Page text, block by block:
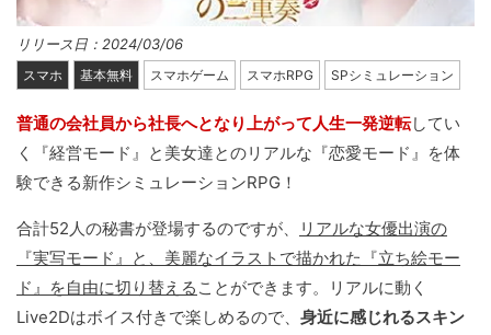
リリース日：2024/03/06
スマホ 基本無料 スマホゲーム スマホRPG SPシミュレーション
普通の会社員から社長へとなり上がって人生一発逆転してい
く『経営モード』と美女達とのリアルな『恋愛モード』を体
験できる新作シミュレーションRPG！
合計52人の秘書が登場するのですが、
リアルな女優出演の
『実写モード』と、美麗なイラストで描かれた『立ち絵モー
ド』を自由に切り替える ことができます。リアルに動く
Live2Dはボイス付きで楽しめるので、 身近に感じれるスキン